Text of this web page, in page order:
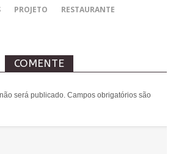
PROJETO RESTAURANTE
COMENTE
será publicado. Campos obrigatórios são